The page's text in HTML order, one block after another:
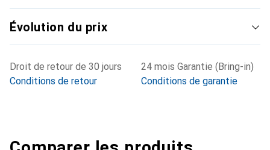
Évolution du prix
Droit de retour de 30 jours
Conditions de retour
24 mois Garantie (Bring-in)
Conditions de garantie